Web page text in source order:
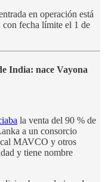
en operación está
con fecha límite el 1 de
India: nace Vayona
la venta del 90 % de
a un consorcio
MAVCO y otros
y tiene nombre